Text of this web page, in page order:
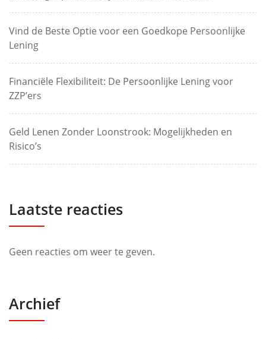
Vind de Beste Optie voor een Goedkope Persoonlijke
Lening
Financiële Flexibiliteit: De Persoonlijke Lening voor
ZZP’ers
Geld Lenen Zonder Loonstrook: Mogelijkheden en
Risico’s
Laatste reacties
Geen reacties om weer te geven.
Archief